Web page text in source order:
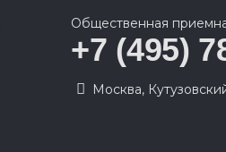
Общественная
+7 (495)
Москва,